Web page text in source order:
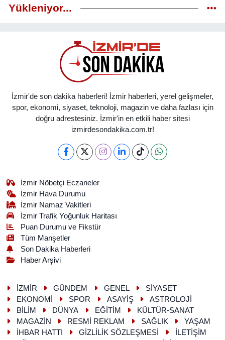
Yükleniyor...
İzmir'de son dakika haberleri! İzmir haberleri, yerel gelişmeler,
spor, ekonomi, siyaset, teknoloji, magazin ve daha fazlası için
doğru adrestesiniz. İzmir'in en etkili haber sitesi
izmirdesondakika.com.tr!
İzmir Nöbetçi Eczaneler
İzmir Hava Durumu
İzmir Namaz Vakitleri
İzmir Trafik Yoğunluk Haritası
Puan Durumu ve Fikstür
Tüm Manşetler
Son Dakika Haberleri
Haber Arşivi
İZMİR GÜNDEM GENEL
SİYASET
EKONOMİ
SPOR ASAYİŞ
ASTROLOJİ
BİLİM
DÜNYA EĞİTİM
KÜLTÜR-SANAT
MAGAZİN
RESMİ REKLAM SAĞLIK
YAŞAM
İHBAR HATTI
GİZLİLİK SÖZLEŞMESİ
İLETİŞİM